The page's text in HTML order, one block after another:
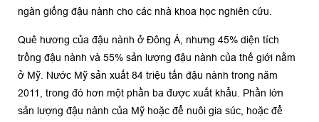
ngàn giống đậu nành cho các nhà khoa học nghiên cứu.
Quê hương của đậu nành ở Đông Á, nhưng 45% diện tích
trồng đậu nành và 55% sản lượng đậu nành của thế giới nằm
ở Mỹ . Nước Mỹ sản xuất 84 triệu tấn đậu nành trong năm
2011, trong đó hơn một phần ba được xuất khẩu. Phần lớn
sản lượng đậu nành của Mỹ hoặc để nuôi gia súc, hoặc để